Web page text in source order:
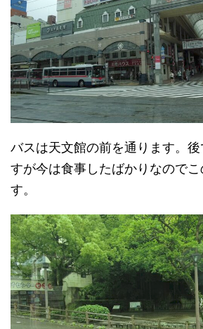
バスは天文館の前を通ります。
すが今は食事したばかりなので
す。